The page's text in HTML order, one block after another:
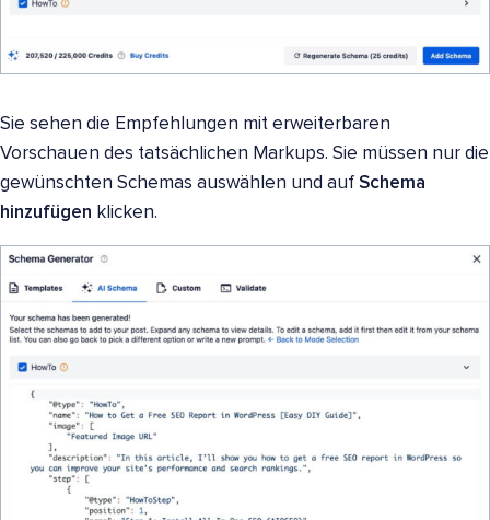
Sie sehen die Empfehlungen mit erweiterbaren
Vorschauen des tatsächlichen Markups. Sie müssen nur die
gewünschten Schemas auswählen und auf Schema
hinzufügen klicken.